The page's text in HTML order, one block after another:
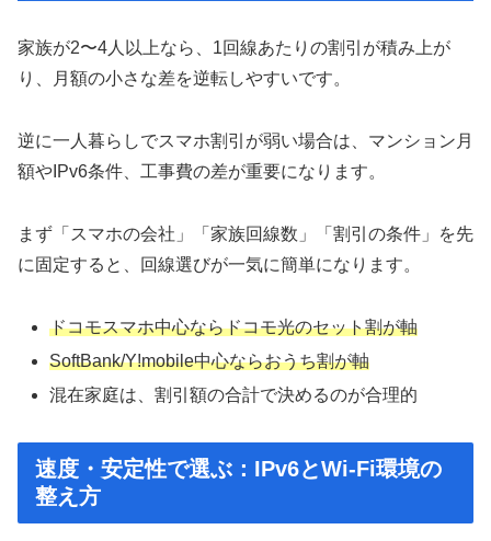
家族が2〜4人以上なら、1回線あたりの割引が積み上が
り、月額の小さな差を逆転しやすいです。
逆に一人暮らしでスマホ割引が弱い場合は、マンション月
額やIPv6条件、工事費の差が重要になります。
まず「スマホの会社」「家族回線数」「割引の条件」を先
に固定すると、回線選びが一気に簡単になります。
ドコモスマホ中心ならドコモ光のセット割が軸
SoftBank/Y!mobile中心ならおうち割が軸
混在家庭は、割引額の合計で決めるのが合理的
速度・安定性で選ぶ：IPv6とWi-Fi環境の
整え方